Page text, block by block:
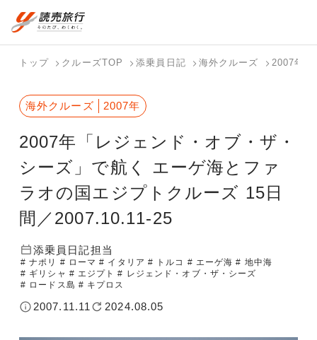
航空券+宿泊
フリーワード
検索する
国内旅行トップ
バスツアー
を探す
個人旅行
（ブーケ）
国内特集かテーマから
探す
写真から探
海外旅行トップ
海外特集か
ら探す
テーマから
探す
トップ クルーズTOP 添乗員日記 海外クルーズ 2007年
2007年「レジェンド・オブ・ザ・
シーズ」で航く エーゲ海とファ
ラオの国エジプトクルーズ 15日
間／2007.10.11-25
海外クルーズ 2007年
添乗員日記担当
# ナポリ # ローマ # イタリア # トルコ # エーゲ海 # 地中海
# ギリシャ # エジプト
# レジェンド・オブ・ザ・シーズ
# ロードス島 # キプロス
2007.11.11 2024.08.05